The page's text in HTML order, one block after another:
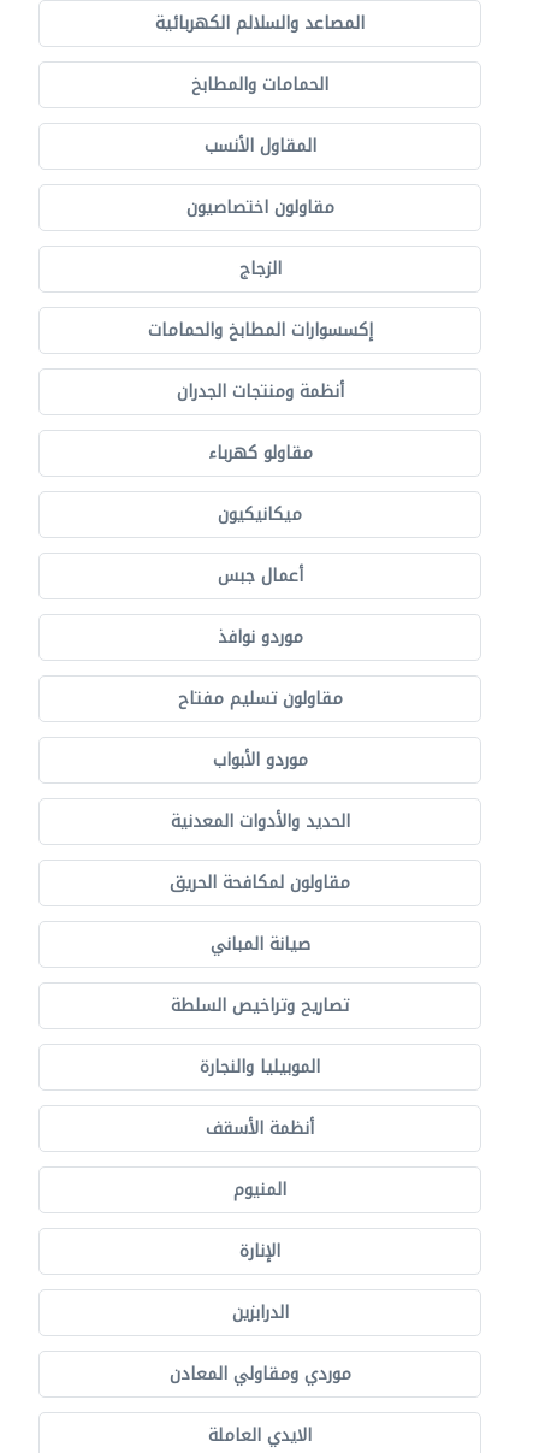
المصاعد والسلالم الكهربائية
الحمامات والمطابخ
المقاول الأنسب
مقاولون اختصاصيون
الزجاج
إكسسوارات المطابخ والحمامات
أنظمة ومنتجات الجدران
مقاولو كهرباء
ميكانيكيون
أعمال جبس
موردو نوافذ
مقاولون تسليم مفتاح
موردو الأبواب
الحديد والأدوات المعدنية
مقاولون لمكافحة الحريق
صيانة المباني
تصاريح وتراخيص السلطة
الموبيليا والنجارة
أنظمة الأسقف
المنيوم
الإنارة
الدرابزين
موردي ومقاولي المعادن
الايدي العاملة